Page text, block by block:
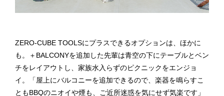
ZERO-CUBE TOOLSにプラスできるオプションは、ほかに
も。＋BALCONYを追加した先輩は青空の下にテーブルとベン
チをレイアウトし、家族水入らずのピクニックをエンジョ
イ。「屋上にバルコニーを追加できるので、楽器を鳴らすこ
ともBBQのニオイや煙も、ご近所迷惑を気にせず気楽です」